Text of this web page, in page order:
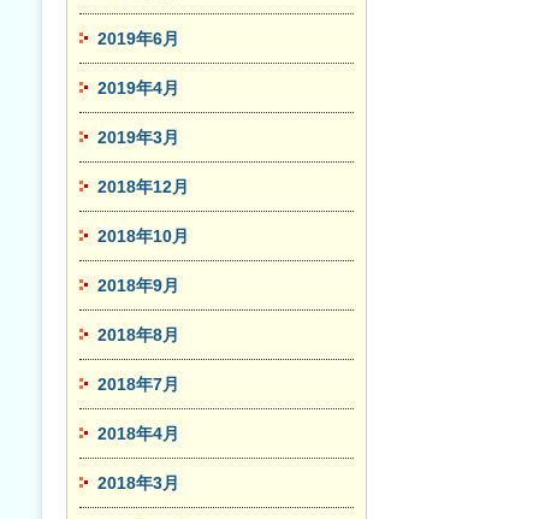
2019年6月
2019年4月
2019年3月
2018年12月
2018年10月
2018年9月
2018年8月
2018年7月
2018年4月
2018年3月